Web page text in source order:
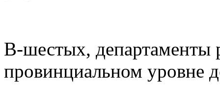
В-шестых, департаменты
провинциальном уровне